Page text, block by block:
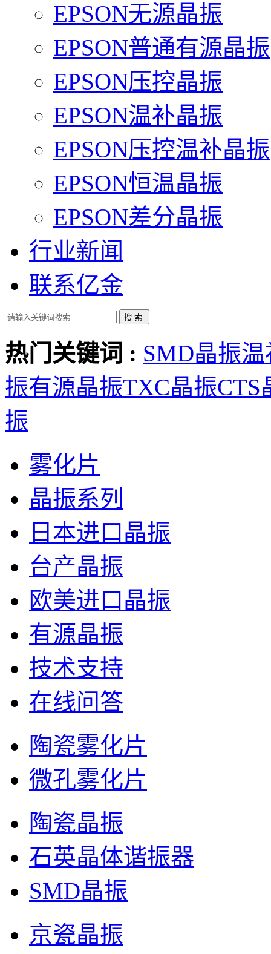
EPSON无源晶振
EPSON普通有源晶振
EPSON压控晶振
EPSON温补晶振
EPSON压控温补晶振
EPSON恒温晶振
EPSON差分晶振
行业新闻
联系亿金
热门关键词 : SMD晶振温
振有源晶振TXC晶振CTS
振
雾化片
晶振系列
日本进口晶振
台产晶振
欧美进口晶振
有源晶振
技术支持
在线问答
陶瓷雾化片
微孔雾化片
陶瓷晶振
石英晶体谐振器
SMD晶振
京瓷晶振